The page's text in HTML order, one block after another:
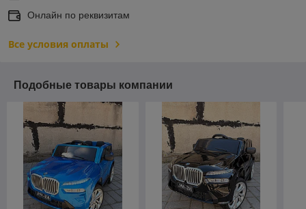
Онлайн по реквизитам
Все условия оплаты
Подобные товары компании